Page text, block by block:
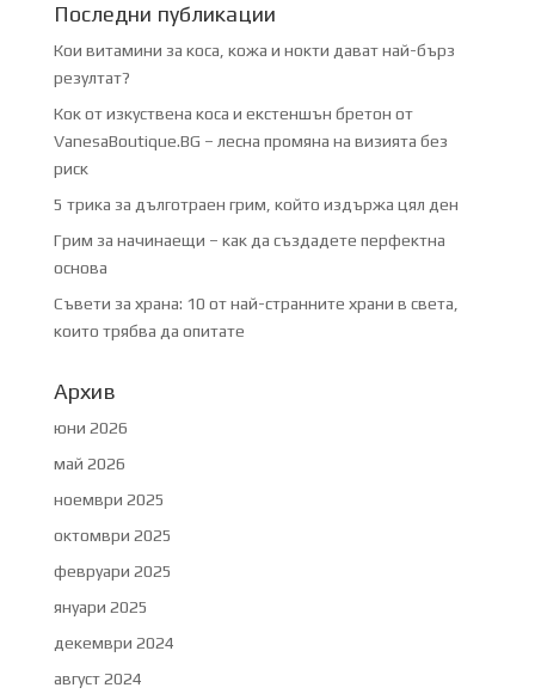
Последни публикации
Кои витамини за коса, кожа и нокти дават най-бърз
резултат?
Кок от изкуствена коса и екстеншън бретон от
VanesaBoutique.BG – лесна промяна на визията без
риск
5 трика за дълготраен грим, който издържа цял ден
Грим за начинаещи – как да създадете перфектна
основа
Съвети за храна: 10 от най-странните храни в света,
които трябва да опитате
Архив
юни 2026
май 2026
ноември 2025
октомври 2025
февруари 2025
януари 2025
декември 2024
август 2024